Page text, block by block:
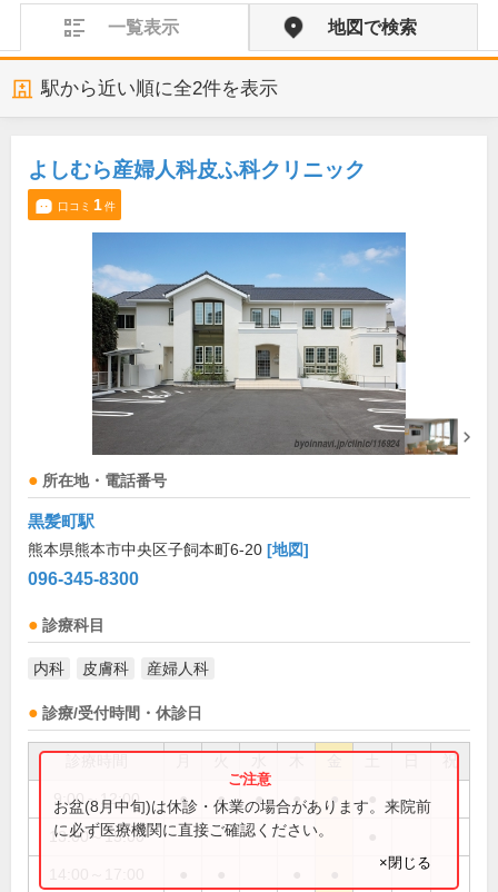
一覧表示 地図で検索
駅から近い順に全2件を表示
よしむら産婦人科皮ふ科クリニック
口コミ 1件
所在地・電話番号
黒髪町駅
熊本県熊本市中央区子飼本町6-20 [地図]
096-345-8300
診療科目
内科 皮膚科 産婦人科
診療/受付時間・休診日
祝
9:00～12:00 ● ● ● ● ●
13:00～15:00
お盆(8月中旬)は休診・休業の場合があります。来院前
に必ず医療機関に直接ご確認ください。
×閉じる